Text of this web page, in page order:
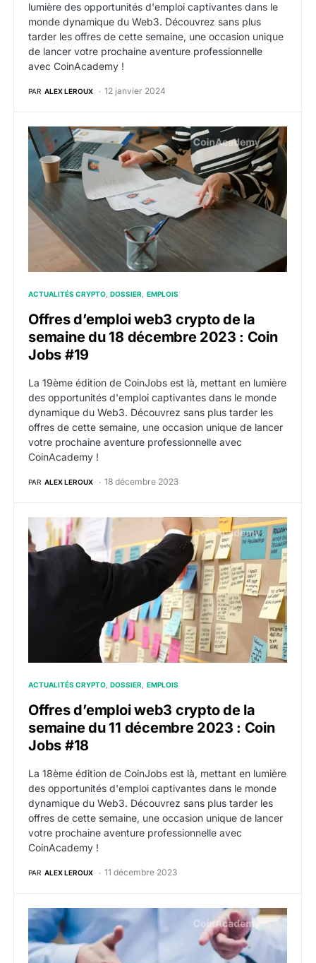
lumière des opportunités d'emploi captivantes dans le
monde dynamique du Web3. Découvrez sans plus
tarder les offres de cette semaine, une occasion unique
de lancer votre prochaine aventure professionnelle
avec CoinAcademy !
PAR ALEX LEROUX 12 janvier 2024
Offres d’emploi web3 crypto de la semaine du 18
ACTUALITÉS CRYPTO DOSSIER EMPLOIS
Offres d’emploi web3 crypto de la
semaine du 18 décembre 2023 : Coin
Jobs #19
La 19ème édition de CoinJobs est là, mettant en lumière
des opportunités d'emploi captivantes dans le monde
dynamique du Web3. Découvrez sans plus tarder les
offres de cette semaine, une occasion unique de lancer
votre prochaine aventure professionnelle avec
CoinAcademy !
PAR ALEX LEROUX 18 décembre 2023
Offres d’emploi web3 crypto de la semaine du 11
ACTUALITÉS CRYPTO DOSSIER EMPLOIS
Offres d’emploi web3 crypto de la
semaine du 11 décembre 2023 : Coin
Jobs #18
La 18ème édition de CoinJobs est là, mettant en lumière
des opportunités d'emploi captivantes dans le monde
dynamique du Web3. Découvrez sans plus tarder les
offres de cette semaine, une occasion unique de lancer
votre prochaine aventure professionnelle avec
CoinAcademy !
PAR ALEX LEROUX 11 décembre 2023
Offres d’emploi web3 crypto de la semaine du 4